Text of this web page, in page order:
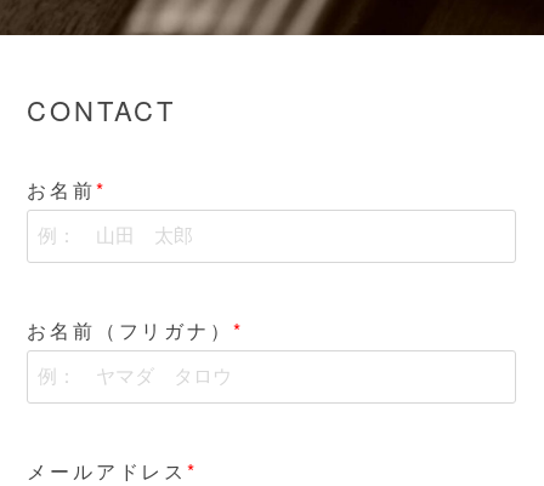
CONTACT
お名前
お名前（フリガナ）
メールアドレス